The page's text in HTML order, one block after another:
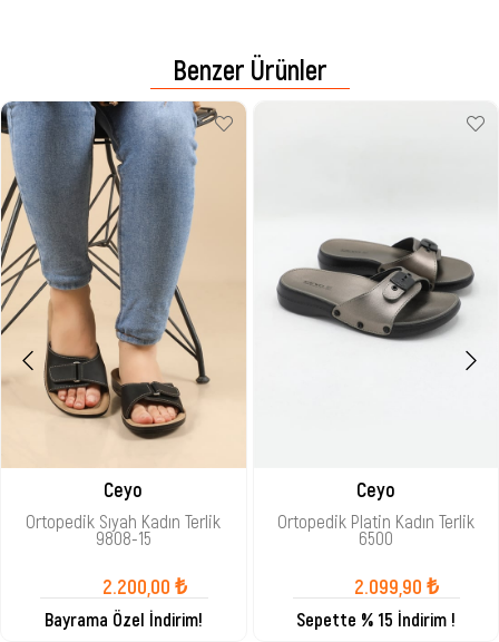
Benzer Ürünler
Ceyo
Ortopedik Sıyah Kadın Terlik
9808-15
2.200,00 ₺
Bayrama Özel İndirim!
Ceyo
Ortopedik Platin Kadın Terlik
6500
2.099,90 ₺
Sepette % 15 İndirim !